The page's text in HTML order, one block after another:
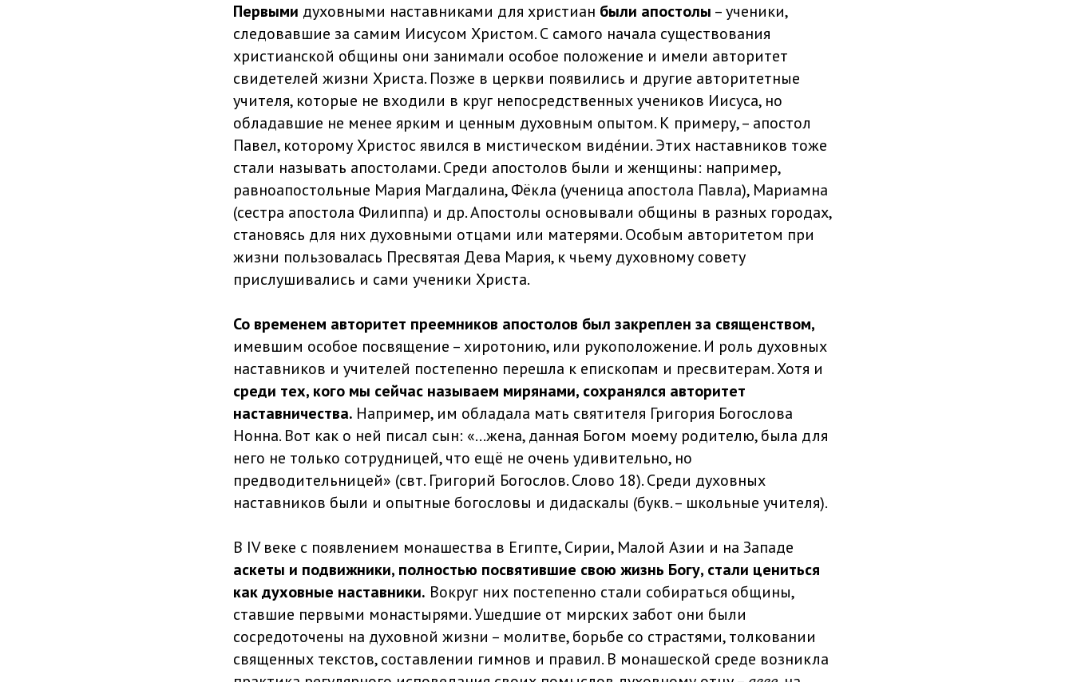
Первыми духовными наставниками для христиан были апостолы – ученики,
следовавшие за самим Иисусом Христом. С самого начала существования
христианской общины они занимали особое положение и имели авторитет
свидетелей жизни Христа. Позже в церкви появились и другие авторитетные
учителя, которые не входили в круг непосредственных учеников Иисуса, но
обладавшие не менее ярким и ценным духовным опытом. К примеру, – апостол
Павел, которому Христос явился в мистическом видéнии. Этих наставников тоже
стали называть апостолами. Среди апостолов были и женщины: например,
равноапостольные Мария Магдалина, Фёкла (ученица апостола Павла), Мариамна
(сестра апостола Филиппа) и др. Апостолы основывали общины в разных городах,
становясь для них духовными отцами или матерями. Особым авторитетом при
жизни пользовалась Пресвятая Дева Мария, к чьему духовному совету
прислушивались и сами ученики Христа.
Со временем авторитет преемников апостолов был закреплен за священством,
имевшим особое посвящение – хиротонию, или рукоположение. И роль духовных
наставников и учителей постепенно перешла к епископам и пресвитерам. Хотя и
среди тех, кого мы сейчас называем мирянами, сохранялся авторитет
наставничества. Например, им обладала мать святителя Григория Богослова
Нонна. Вот как о ней писал сын: «…жена, данная Богом моему родителю, была для
него не только сотрудницей, что ещё не очень удивительно, но
предводительницей» (свт. Григорий Богослов. Слово 18). Среди духовных
наставников были и опытные богословы и дидаскалы (букв. – школьные учителя).
В IV веке с появлением монашества в Египте, Сирии, Малой Азии и на Западе
аскеты и подвижники, полностью посвятившие свою жизнь Богу, стали цениться
как духовные наставники. Вокруг них постепенно стали собираться общины,
ставшие первыми монастырями. Ушедшие от мирских забот они были
сосредоточены на духовной жизни – молитве, борьбе со страстями, толковании
священных текстов, составлении гимнов и правил. В монашеской среде возникла